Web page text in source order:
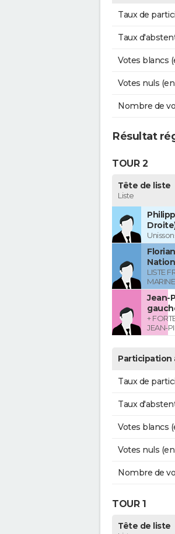
Taux de
Taux
Votes blancs
Votes nuls
Nombre de
Résultat
TOUR 2
Tête de liste
Liste
LISTE
Jean-
+
JEAN-
Participation
Taux de
Taux
Votes blancs
Votes nuls
Nombre de
TOUR 1
Tête de liste